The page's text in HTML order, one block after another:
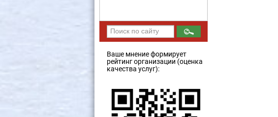
Ваше мнение формирует
рейтинг организации (оценка
качества услуг):